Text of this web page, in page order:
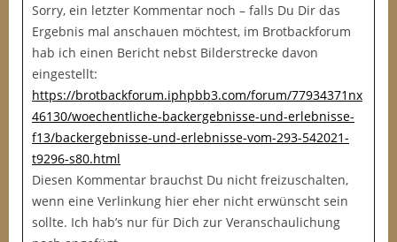
Sorry, ein letzter Kommentar noch – falls Du Dir das
Ergebnis mal anschauen möchtest, im Brotbackforum
hab ich einen Bericht nebst Bilderstrecke davon
eingestellt:
https://brotbackforum.iphpbb3.com/forum/77934371nx
46130/woechentliche-backergebnisse-und-erlebnisse-
f13/backergebnisse-und-erlebnisse-vom-293-542021-
t9296-s80.html
Diesen Kommentar brauchst Du nicht freizuschalten,
wenn eine Verlinkung hier eher nicht erwünscht sein
sollte. Ich hab’s nur für Dich zur Veranschaulichung